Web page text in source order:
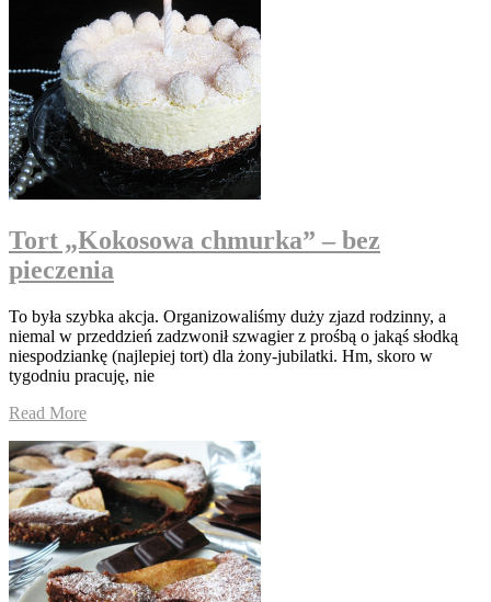
Tort „Kokosowa chmurka” – bez
pieczenia
To była szybka akcja. Organizowaliśmy duży zjazd rodzinny, a
niemal w przeddzień zadzwonił szwagier z prośbą o jakąś słodką
niespodziankę (najlepiej tort) dla żony-jubilatki. Hm, skoro w
tygodniu pracuję, nie
Read More